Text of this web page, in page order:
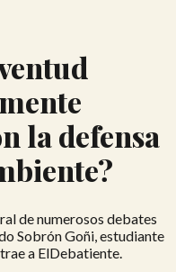
la defensa
de numerosos debates
Sobrón Goñi, estudiante
a ElDebatiente.